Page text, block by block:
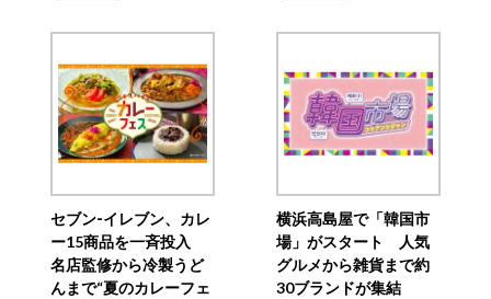
セブン‐イレブン、カレ
ー15商品を一斉投入
名店監修から冷製うど
んまで“夏のカレーフェ
横浜高島屋で「韓国市
場」がスタート 人気
グルメから雑貨まで約
30ブランドが集結